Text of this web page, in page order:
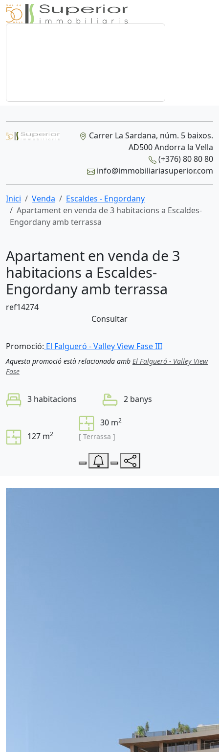
Carrer La Sardana, núm. 5 baixos.
AD500 Andorra la Vella
(+376) 80 80 80
info@immobiliariasuperior.com
Inici Venda
Escaldes - Engordany
Apartament en venda de 3 habitacions a Escaldes-
Engordany amb terrassa
Apartament en venda de 3
habitacions a Escaldes-
Engordany amb terrassa
ref14274
Consultar
Promoció: El Falgueró - Valley View Fase III
Aquesta promoció està relacionada amb El Falgueró - Valley View
Fase
3 habitacions 2 banys
127 m2
30 m2
[ Terrassa ]